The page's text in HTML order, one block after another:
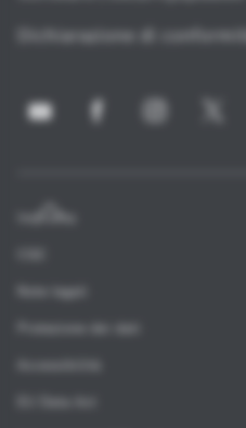
Dichiarazione di
conformità
Note legali